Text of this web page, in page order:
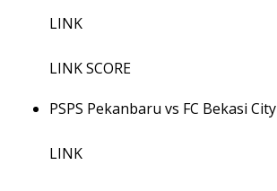
LINK
LINK SCORE
PSPS Pekanbaru vs FC Bekasi City
LINK